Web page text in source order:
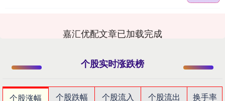
嘉汇优配文章已加载完成
个股实时涨跌榜
个股涨幅 个股跌幅 个股流入 个股流出
换手率